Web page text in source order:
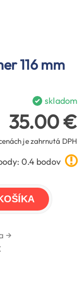
116 mm
skladom
35.00 €
je zahrnutá DPH
0.4 bodov
→